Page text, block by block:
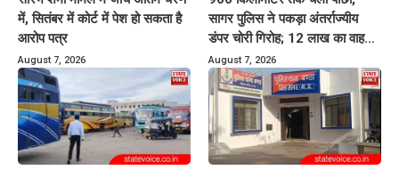
में, सितंबर में कोर्ट में पेश हो सकता है
आरोप पत्र
August 7, 2026
सागर पुलिस ने पकड़ा अंतर्राज्यीय
डंपर चोरी गिरोह; 12 लाख का वाहन
बरामद
August 7, 2026